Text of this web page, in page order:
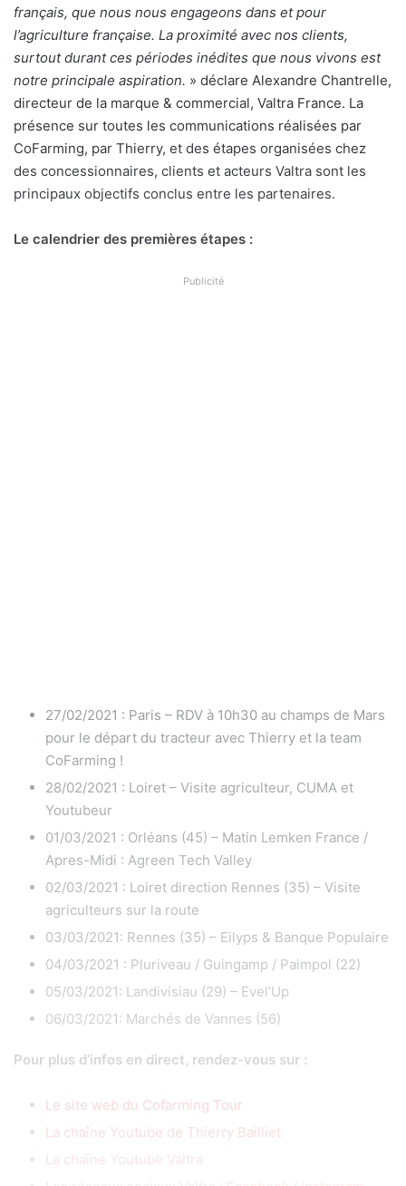
français, que nous nous engageons dans et pour
l’agriculture française. La proximité avec nos clients,
surtout durant ces périodes inédites que nous vivons est
notre principale aspiration. » déclare Alexandre Chantrelle,
directeur de la marque & commercial, Valtra France. La
présence sur toutes les communications réalisées par
CoFarming, par Thierry, et des étapes organisées chez
des concessionnaires, clients et acteurs Valtra sont les
principaux objectifs conclus entre les partenaires.
Le calendrier des premières étapes :
Publicité
27/02/2021 : Paris – RDV à 10h30 au champs de Mars
pour le départ du tracteur avec Thierry et la team
CoFarming !
28/02/2021 : Loiret – Visite agriculteur, CUMA et
Youtubeur
01/03/2021 : Orléans (45) – Matin Lemken France /
Apres-Midi : Agreen Tech Valley
02/03/2021 : Loiret direction Rennes (35) – Visite
agriculteurs sur la route
03/03/2021: Rennes (35) – Eilyps & Banque Populaire
04/03/2021 : Pluriveau / Guingamp / Paimpol (22)
05/03/2021: Landivisiau (29) – Evel’Up
06/03/2021: Marchés de Vannes (56)
Pour plus d’infos en direct, rendez-vous sur :
Le site web du Cofarming Tour
La chaîne Youtube de Thierry Bailliet
La chaîne Youtube Valtra